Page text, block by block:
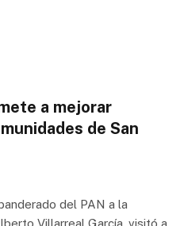
a mejorar
de San
del PAN a la